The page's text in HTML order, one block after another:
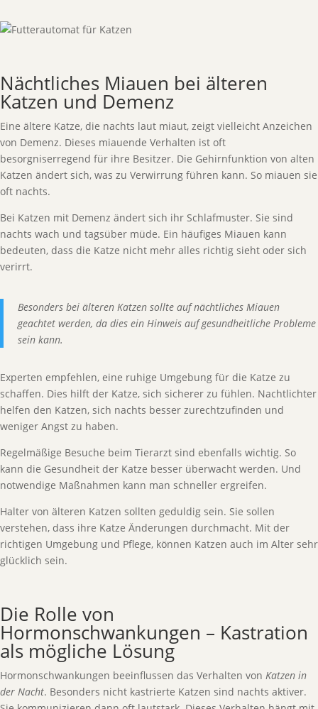
Nächtliches Miauen bei älteren
Katzen und Demenz
Eine ältere Katze, die nachts laut miaut, zeigt vielleicht Anzeichen
von Demenz. Dieses miauende Verhalten ist oft
besorgniserregend für ihre Besitzer. Die Gehirnfunktion von alten
Katzen ändert sich, was zu Verwirrung führen kann. So miauen sie
oft nachts.
Bei Katzen mit Demenz ändert sich ihr Schlafmuster. Sie sind
nachts wach und tagsüber müde. Ein häufiges Miauen kann
bedeuten, dass die Katze nicht mehr alles richtig sieht oder sich
verirrt.
Besonders bei älteren Katzen sollte auf nächtliches Miauen
geachtet werden, da dies ein Hinweis auf gesundheitliche Probleme
sein kann.
Experten empfehlen, eine ruhige Umgebung für die Katze zu
schaffen. Dies hilft der Katze, sich sicherer zu fühlen. Nachtlichter
helfen den Katzen, sich nachts besser zurechtzufinden und
weniger Angst zu haben.
Regelmäßige Besuche beim Tierarzt sind ebenfalls wichtig. So
kann die Gesundheit der Katze besser überwacht werden. Und
notwendige Maßnahmen kann man schneller ergreifen.
Halter von älteren Katzen sollten geduldig sein. Sie sollen
verstehen, dass ihre Katze Änderungen durchmacht. Mit der
richtigen Umgebung und Pflege, können Katzen auch im Alter sehr
glücklich sein.
Die Rolle von
Hormonschwankungen – Kastration
als mögliche Lösung
Hormonschwankungen beeinflussen das Verhalten von Katzen in
der Nacht. Besonders nicht kastrierte Katzen sind nachts aktiver.